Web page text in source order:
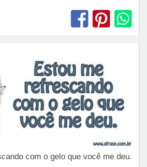
com o gelo que você me deu.